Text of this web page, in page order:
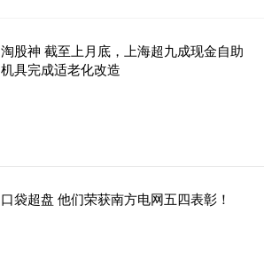
淘股神 截至上月底，上海超九成现金自助
机具完成适老化改造
口袋超盘 他们荣获南方电网五四表彰！